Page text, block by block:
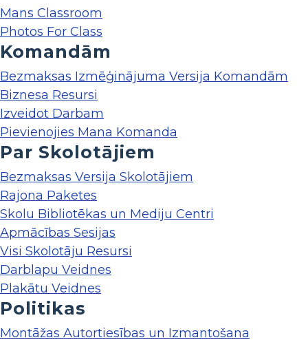
Mans Classroom
Photos For Class
Komandām
Bezmaksas Izmēģinājuma Versija Komandām
Biznesa Resursi
Izveidot Darbam
Pievienojies Mana Komanda
Par Skolotājiem
Bezmaksas Versija Skolotājiem
Rajona Paketes
Skolu Bibliotēkas un Mediju Centri
Apmācības Sesijas
Visi Skolotāju Resursi
Darblapu Veidnes
Plakātu Veidnes
Politikas
Montāžas Autortiesības un Izmantošana